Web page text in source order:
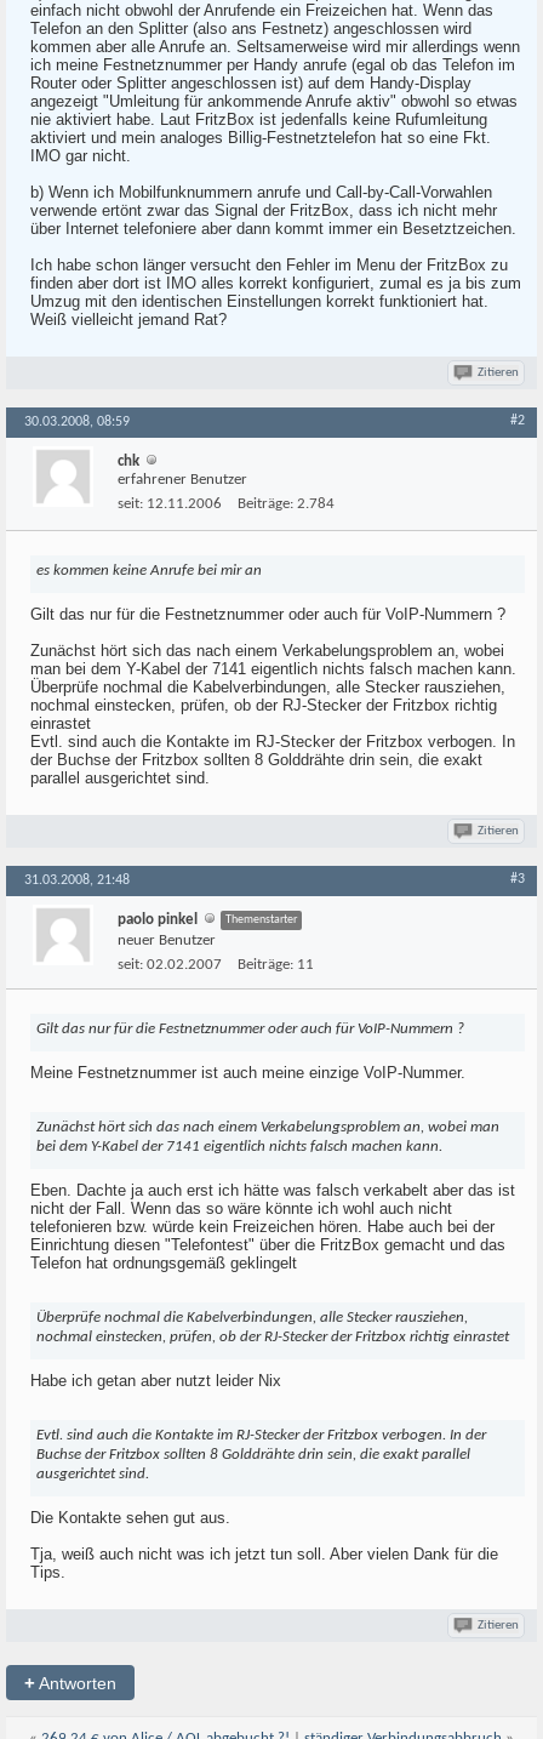
einfach nicht obwohl der Anrufende ein Freizeichen hat. Wenn das
Telefon an den Splitter (also ans Festnetz) angeschlossen wird
kommen aber alle Anrufe an. Seltsamerweise wird mir allerdings wenn
ich meine Festnetznummer per Handy anrufe (egal ob das Telefon im
Router oder Splitter angeschlossen ist) auf dem Handy-Display
angezeigt "Umleitung für ankommende Anrufe aktiv" obwohl so etwas
nie aktiviert habe. Laut FritzBox ist jedenfalls keine Rufumleitung
aktiviert und mein analoges Billig-Festnetztelefon hat so eine Fkt.
IMO gar nicht.
b) Wenn ich Mobilfunknummern anrufe und Call-by-Call-Vorwahlen
verwende ertönt zwar das Signal der FritzBox, dass ich nicht mehr
über Internet telefoniere aber dann kommt immer ein Besetztzeichen.
Ich habe schon länger versucht den Fehler im Menu der FritzBox zu
finden aber dort ist IMO alles korrekt konfiguriert, zumal es ja bis zum
Umzug mit den identischen Einstellungen korrekt funktioniert hat.
Weiß vielleicht jemand Rat?
Zitieren
30.03.2008, 08:59 #2
chk
erfahrener Benutzer
seit: 12.11.2006 Beiträge: 2.784
es kommen keine Anrufe bei mir an
Gilt das nur für die Festnetznummer oder auch für VoIP-Nummern ?
Zunächst hört sich das nach einem Verkabelungsproblem an, wobei
man bei dem Y-Kabel der 7141 eigentlich nichts falsch machen kann.
Überprüfe nochmal die Kabelverbindungen, alle Stecker rausziehen,
nochmal einstecken, prüfen, ob der RJ-Stecker der Fritzbox richtig
einrastet
Evtl. sind auch die Kontakte im RJ-Stecker der Fritzbox verbogen. In
der Buchse der Fritzbox sollten 8 Golddrähte drin sein, die exakt
parallel ausgerichtet sind.
Zitieren
31.03.2008, 21:48 #3
paolo pinkel Themenstarter
neuer Benutzer
seit: 02.02.2007 Beiträge: 11
Gilt das nur für die Festnetznummer oder auch für VoIP-Nummern ?
Meine Festnetznummer ist auch meine einzige VoIP-Nummer.
Zunächst hört sich das nach einem Verkabelungsproblem an, wobei man
bei dem Y-Kabel der 7141 eigentlich nichts falsch machen kann.
Eben. Dachte ja auch erst ich hätte was falsch verkabelt aber das ist
nicht der Fall. Wenn das so wäre könnte ich wohl auch nicht
telefonieren bzw. würde kein Freizeichen hören. Habe auch bei der
Einrichtung diesen "Telefontest" über die FritzBox gemacht und das
Telefon hat ordnungsgemäß geklingelt
Überprüfe nochmal die Kabelverbindungen, alle Stecker rausziehen,
nochmal einstecken, prüfen, ob der RJ-Stecker der Fritzbox richtig einrastet
Habe ich getan aber nutzt leider Nix
Evtl. sind auch die Kontakte im RJ-Stecker der Fritzbox verbogen. In der
Buchse der Fritzbox sollten 8 Golddrähte drin sein, die exakt parallel
ausgerichtet sind.
Die Kontakte sehen gut aus.
Tja, weiß auch nicht was ich jetzt tun soll. Aber vielen Dank für die
Tips.
Zitieren
+Antworten